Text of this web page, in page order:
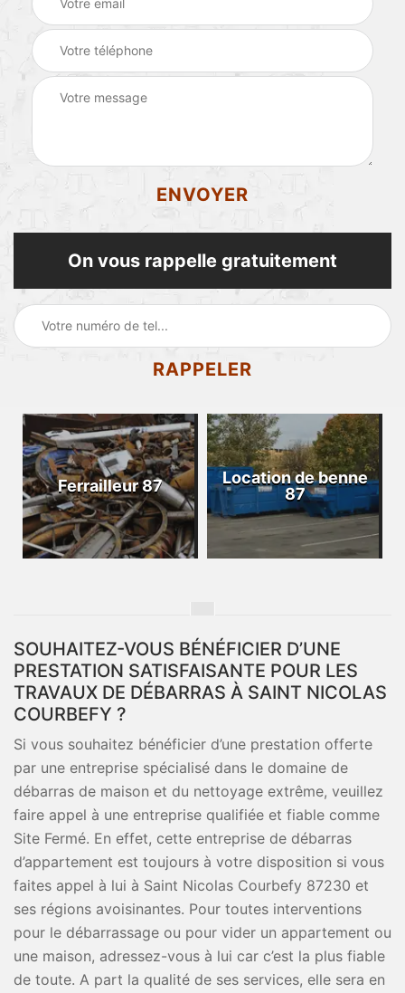
On vous rappelle gratuitement
Ferrailleur 87
Location de benne
87
SOUHAITEZ-VOUS BÉNÉFICIER D’UNE
PRESTATION SATISFAISANTE POUR LES
TRAVAUX DE DÉBARRAS À SAINT NICOLAS
COURBEFY ?
Si vous souhaitez bénéficier d’une prestation offerte
par une entreprise spécialisé dans le domaine de
débarras de maison et du nettoyage extrême, veuillez
faire appel à une entreprise qualifiée et fiable comme
Site Fermé. En effet, cette entreprise de débarras
d’appartement est toujours à votre disposition si vous
faites appel à lui à Saint Nicolas Courbefy 87230 et
ses régions avoisinantes. Pour toutes interventions
pour le débarrassage ou pour vider un appartement ou
une maison, adressez-vous à lui car c’est la plus fiable
de toute. A part la qualité de ses services, elle sera en